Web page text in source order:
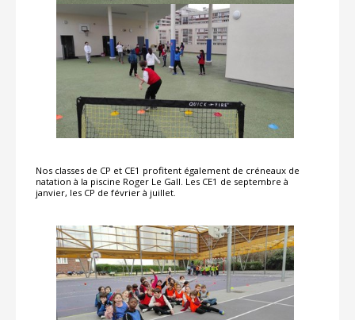
Nos classes de CP et CE1 profitent également de créneaux de
natation à la piscine Roger Le Gall. Les CE1 de septembre à
janvier, les CP de février à juillet.